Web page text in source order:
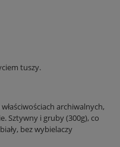
tuszy.
archiwalnych,
Sztywny i gruby (300g), co
bez wybielaczy